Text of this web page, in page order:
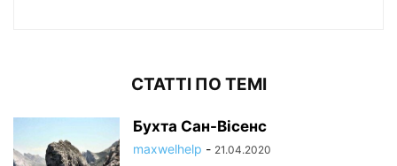
СТАТТІ ПО ТЕМІ
Бухта Сан-Вісенс
maxwelhelp - 21.04.2020